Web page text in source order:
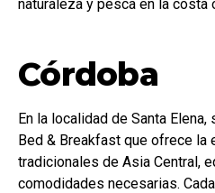
naturaleza y pesca en la costa
Córdoba
En la localidad de Santa Elena,
Bed & Breakfast que ofrece la
tradicionales de Asia Central,
comodidades necesarias.